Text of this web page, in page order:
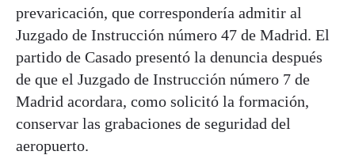
prevaricación, que correspondería admitir al
Juzgado de Instrucción número 47 de Madrid. El
partido de Casado presentó la denuncia después
de que el Juzgado de Instrucción número 7 de
Madrid acordara, como solicitó la formación,
conservar las grabaciones de seguridad del
aeropuerto.